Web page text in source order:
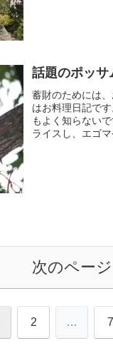
話題のポッサ
蓄財のためには
はお料理日記で
もよく知らない
ライスし、エゴ
次のページ
2 … 7